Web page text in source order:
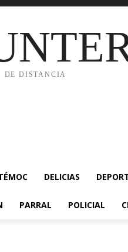
DE DISTANCIA
DELICIAS
PARRAL POLICIAL